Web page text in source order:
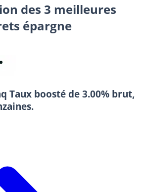
des 3 meilleures
épargne
Taux boosté de 3.00% brut,